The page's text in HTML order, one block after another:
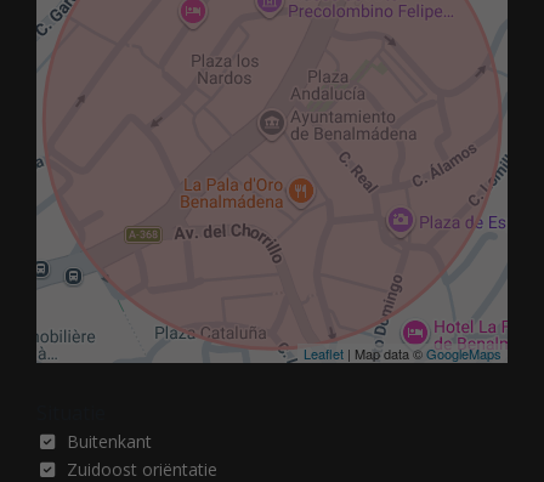
Leaflet | Map data ©GoogleMaps
Buitenkant
Zuidoost oriëntatie